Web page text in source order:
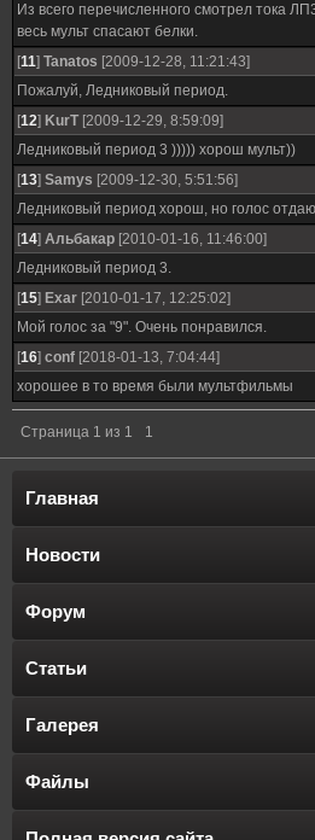
Из всего перечисленного смотрел тока
весь мульт спасают белки.
[11] Tanatos [2009-12-28, 11:21:43]
Пожалуй, Ледниковый период.
[12] KurT[2009-12-29, 8:59:09]
Ледниковый период 3 ))))) хорош мульт))
[13] Samys [2009-12-30, 5:51:56]
Ледниковый период хорош, но голос
[14] Альбакар [2010-01-16, 11:46:00]
Ледниковый период 3.
[15] Exar [2010-01-17, 12:25:02]
Мой голос за "9". Очень понравился.
[16] conf [2018-01-13, 7:04:44]
хорошее в то время были мультфильмы
Страница 1 из 1 1
Главная
Новости
Форум
Статьи
Галерея
Файлы